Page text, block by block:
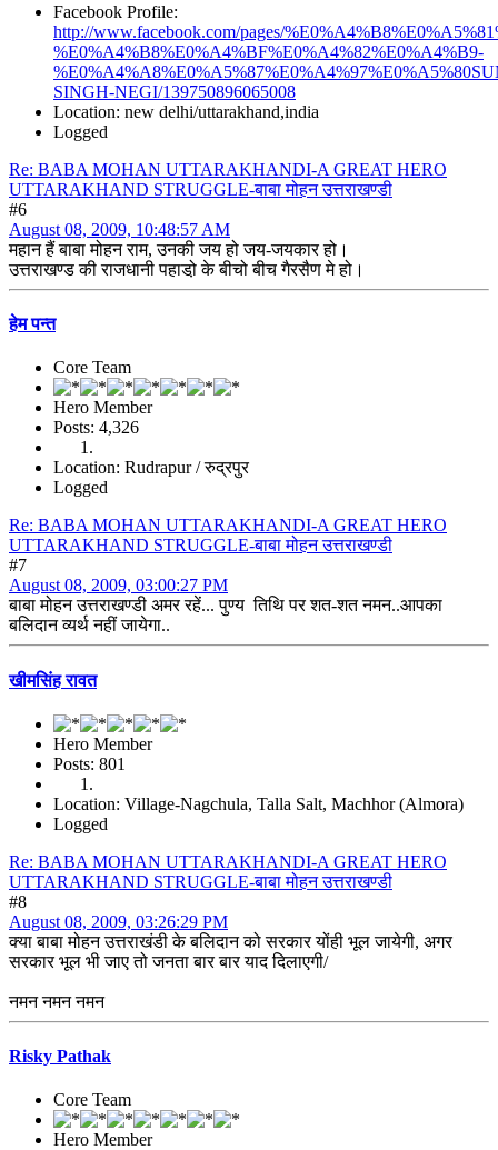
Facebook Profile:
http://www.facebook.com/pages/
%E0%A4%B8%E0%A4%BF%E0%A4%82%E0%A4%B9-
SINGH-NEGI/139750896065008
Location: new delhi/uttarakhand,india
Logged
Re: BABA MOHAN UTTARAKHANDI-A GREAT HERO
UTTARAKHAND STRUGGLE-बाबा मोहन उत्तराखण्डी
#6
August 08, 2009, 10:48:57 AM
महान हैं बाबा मोहन राम, उनकी जय हो जय-जयकार हो।
उत्तराखण्ड की राजधानी पहाडो़ के बीचो बीच गैरसैण मे हो।
हेम पन्त
Core Team
Hero Member
Posts: 4,326
Location: Rudrapur / रुद्रपुर
Logged
Re: BABA MOHAN UTTARAKHANDI-A GREAT HERO
UTTARAKHAND STRUGGLE-बाबा मोहन उत्तराखण्डी
#7
August 08, 2009, 03:00:27 PM
बाबा मोहन उत्तराखण्डी अमर रहें... पुण्य तिथि पर शत-शत नमन..आपका
बलिदान व्यर्थ नहीं जायेगा..
खीमसिंह रावत
Hero Member
Posts: 801
Location: Village-Nagchula, Talla Salt, Machhor (Almora)
Logged
Re: BABA MOHAN UTTARAKHANDI-A GREAT HERO
UTTARAKHAND STRUGGLE-बाबा मोहन उत्तराखण्डी
#8
August 08, 2009, 03:26:29 PM
क्या बाबा मोहन उत्तराखंडी के बलिदान को सरकार योंही भूल जायेगी, अगर
सरकार भूल भी जाए तो जनता बार बार याद दिलाएगी/
नमन नमन नमन
Risky Pathak
Core Team
Hero Member